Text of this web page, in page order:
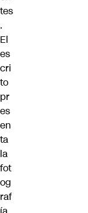
tes
.
El
es
cri
to
pr
es
en
ta
la
fot
og
raf